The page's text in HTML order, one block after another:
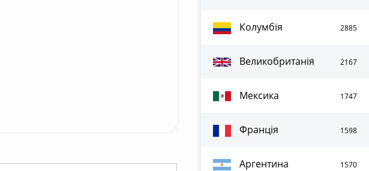
Колумбія 2885
Великобританія 2167
Мексика 1747
Франція 1598
Аргентина 1570